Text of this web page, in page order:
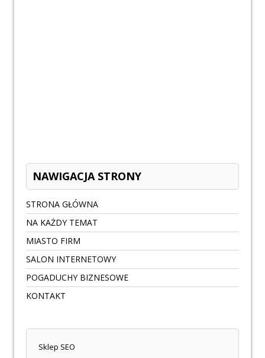
NAWIGACJA STRONY
STRONA GŁÓWNA
NA KAŻDY TEMAT
MIASTO FIRM
SALON INTERNETOWY
POGADUCHY BIZNESOWE
KONTAKT
Sklep SEO